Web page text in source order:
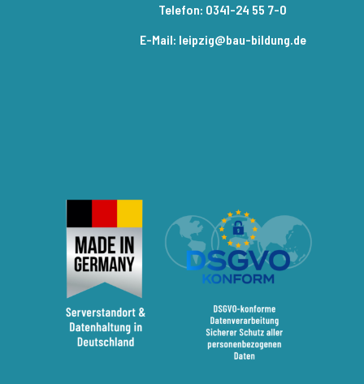
Telefon: 0341-24 55 7-0
E-Mail: leipzig@bau-bildung.de